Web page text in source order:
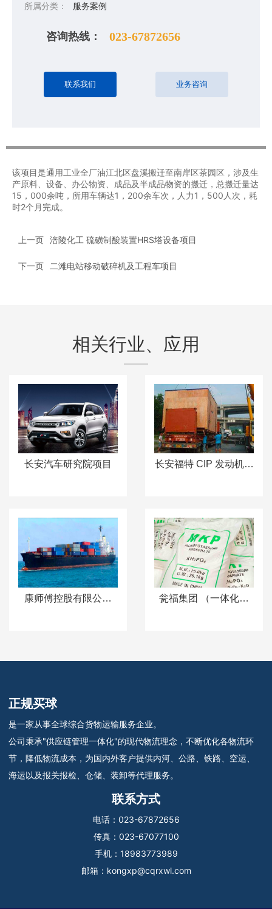
所属分类：
服务案例
咨询热线： 023-67872656
联系我们 业务咨询
该项目是通用工业全厂油江北区盘溪搬迁至南岸区茶园区，涉及生
产原料、设备、办公物资、成品及半成品物资的搬迁，总搬迁量达
15，000余吨，所用车辆达1，200余车次，人力1，500人次，耗
时2个月完成。
上一页 涪陵化工 硫磺制酸装置HRS塔设备项目
下一页 二滩电站移动破碎机及工程车项目
相关行业、应用
长安汽车研究院项目
长安福特 CIP 发动机工
康师傅控股有限公司
瓮福集团 （一体化流
正规买球
是一家从事全球综合货物运输服务企业。
公司秉承"供应链管理一体化"的现代物流理念，不断优化各物流环
节，降低物流成本，为国内外客户提供内河、公路、铁路、空运、
海运以及报关报检、仓储、装卸等代理服务。
联系方式
电话： 023-67872656
传真： 023-67077100
手机： 18983773989
邮箱： kongxp@cqrxwl.com